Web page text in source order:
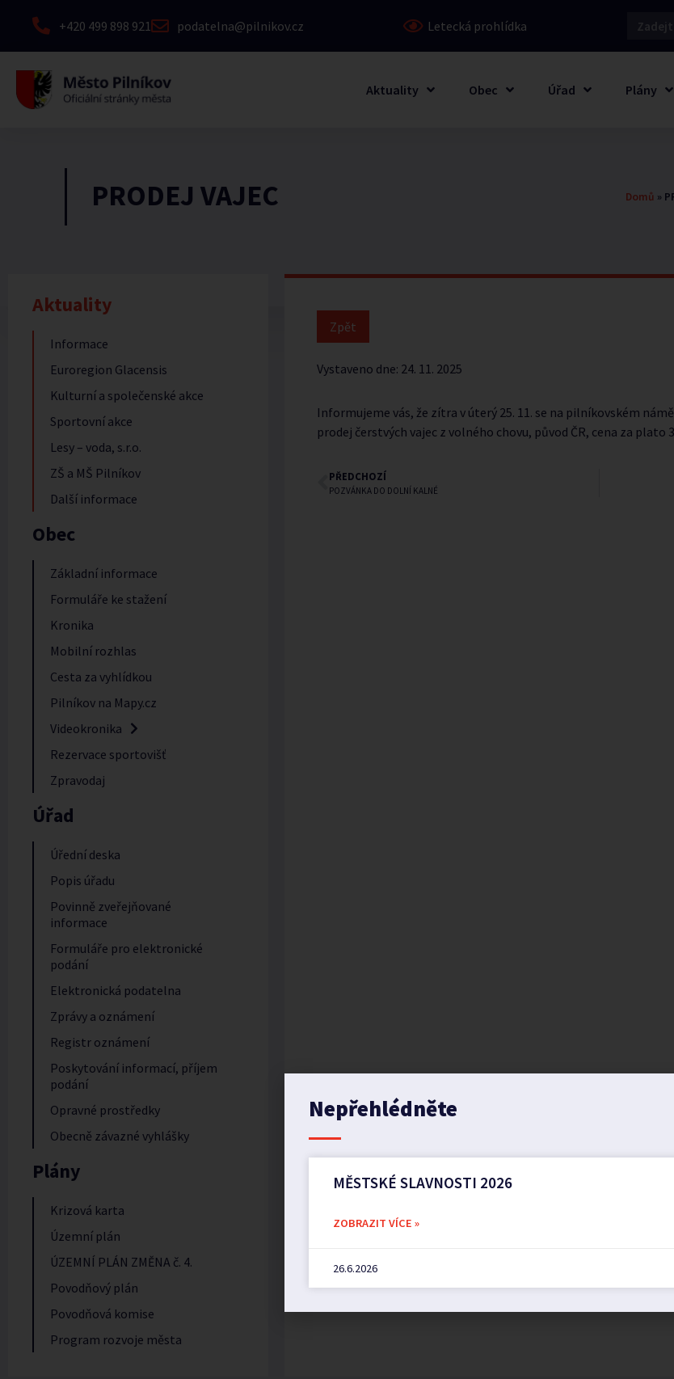
+420 499 898 921 podatelna@pilnikov.cz Letecká prohlídka
Aktuality Obec Úřad Plány
PRODEJ VAJEC Domů »
Aktuality
Informace
Euroregion Glacensis
Kulturní a společenské akce
Sportovní akce
Lesy – voda, s.r.o.
ZŠ a MŠ Pilníkov
Další informace
Obec
Základní informace
Formuláře ke stažení
Kronika
Mobilní rozhlas
Cesta za vyhlídkou
Pilníkov na Mapy.cz
Videokronika
Rezervace sportovišť
Zpravodaj
Úřad
Úřední deska
Popis úřadu
Povinně zveřejňované
informace
Formuláře pro elektronické
podání
Elektronická podatelna
Zprávy a oznámení
Registr oznámení
Poskytování informací, příjem
podání
Opravné prostředky
Obecně závazné vyhlášky
Plány
Krizová karta
Územní plán
ÚZEMNÍ PLÁN ZMĚNA č. 4.
Povodňový plán
Povodňová komise
Program rozvoje města
Vystaveno dne: 24. 11. 2025
Informujeme vás, že zítra v úterý 25. 11. se na pilníkovském
prodej čerstvých vajec z volného chovu, původ ČR, cena za plato
PŘEDCHOZÍ
POZVÁNKA DO DOLNÍ KALNÉ
Nepřehlédněte
MĚSTSKÉ SLAVNOSTI 2026
ZOBRAZIT VÍCE »
26.6.2026